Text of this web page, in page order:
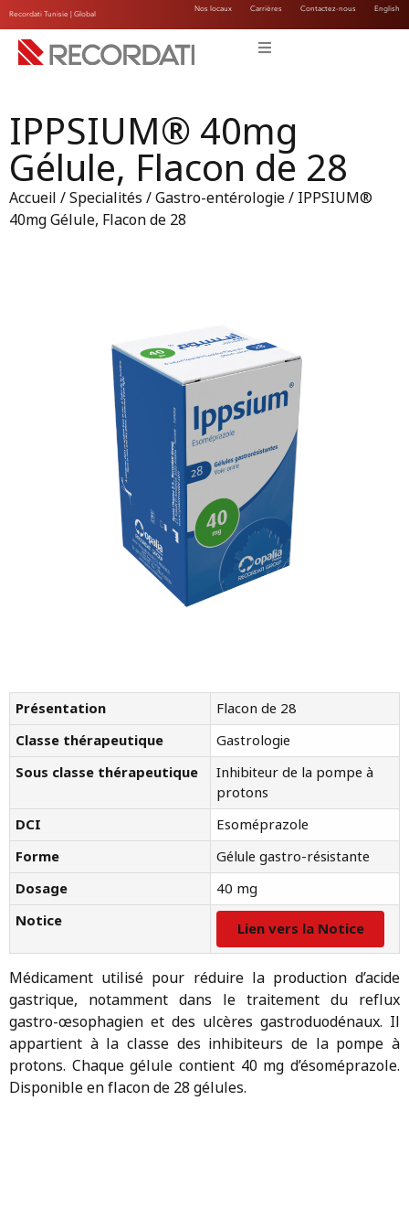
Recordati Tunisie |Global
Nos locaux Carrières Contactez-nous English
IPPSIUM® 40mg
Gélule, Flacon de 28
Accueil /Specialités /Gastro-entérologie/ IPPSIUM®
40mg Gélule, Flacon de 28
Présentation
Flacon de 28
Classe thérapeutique
Gastrologie
Sous classe thérapeutique
Inhibiteur de la pompe à
protons
DCI
Esoméprazole
Forme
Gélule gastro-résistante
Dosage
40 mg
Notice
Lien vers la Notice
Médicament utilisé pour réduire la production d’acide
gastrique, notamment dans le traitement du reflux
gastro-œsophagien et des ulcères gastroduodénaux. Il
appartient à la classe des inhibiteurs de la pompe à
protons. Chaque gélule contient 40 mg d’ésoméprazole.
Disponible en flacon de 28 gélules.